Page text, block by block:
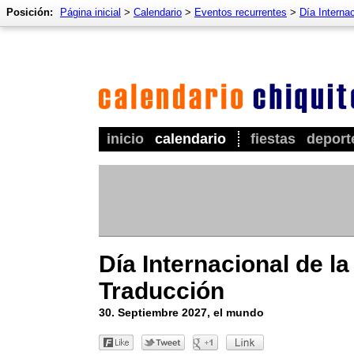
inicio calendario fiestas
Posición: Página inicial > Calendario > Eventos recurrentes > Día
Día Internacional de la
Traducción
30. Septiembre 2027, el mundo